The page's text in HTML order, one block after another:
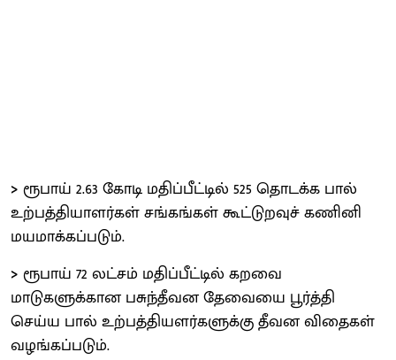
> ரூபாய் 2.63 கோடி மதிப்பீட்டில் 525 தொடக்க பால்
உற்பத்தியாளர்கள் சங்கங்கள் கூட்டுறவுச் கணினி
மயமாக்கப்படும்.
> ரூபாய் 72 லட்சம் மதிப்பீட்டில் கறவை
மாடுகளுக்கான பசுந்தீவன தேவையை பூர்த்தி
செய்ய பால் உற்பத்தியளர்களுக்கு தீவன விதைகள்
வழங்கப்படும்.